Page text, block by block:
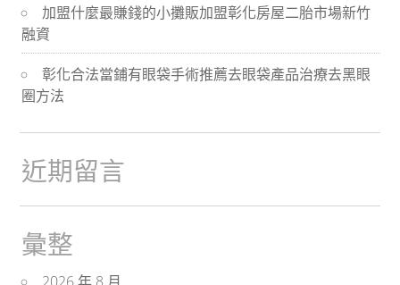
加盟什麼最賺錢的小攤販加盟彰化房屋二胎市場新竹
融資
彰化合法當鋪有眼袋手術推薦去眼袋產品治療去黑眼
圈方法
近期留言
彙整